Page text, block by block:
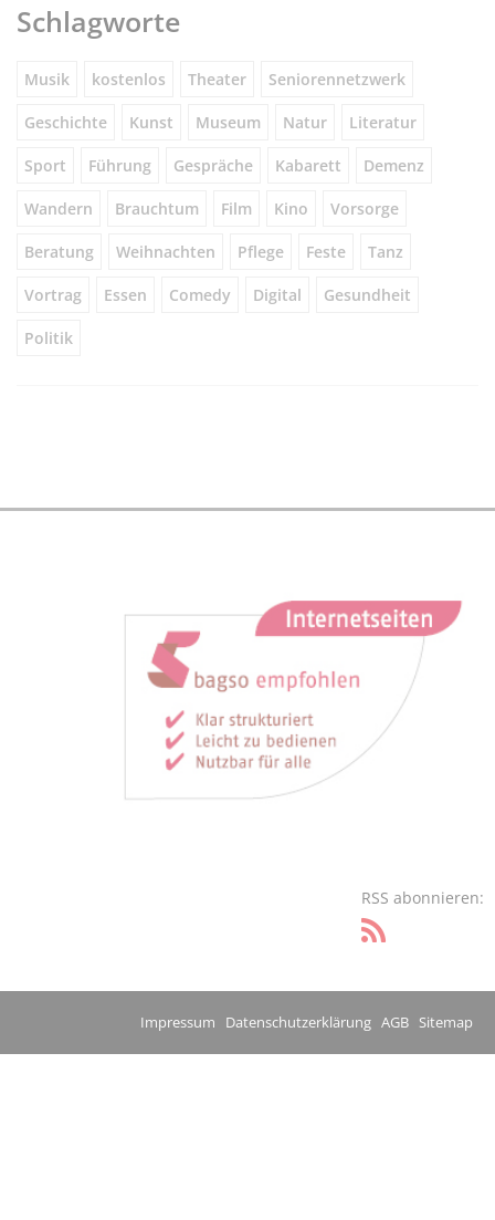
Schlagworte
Musik kostenlos Theater Seniorennetzwerk
Geschichte Kunst Museum Natur Literatur
Sport Führung Gespräche Kabarett Demenz
Wandern Brauchtum Film Kino Vorsorge
Beratung Weihnachten Pflege Feste Tanz
Vortrag Essen Comedy Digital Gesundheit
Politik
RSS abonnieren:
Impressum Datenschutzerklärung AGB Sitemap